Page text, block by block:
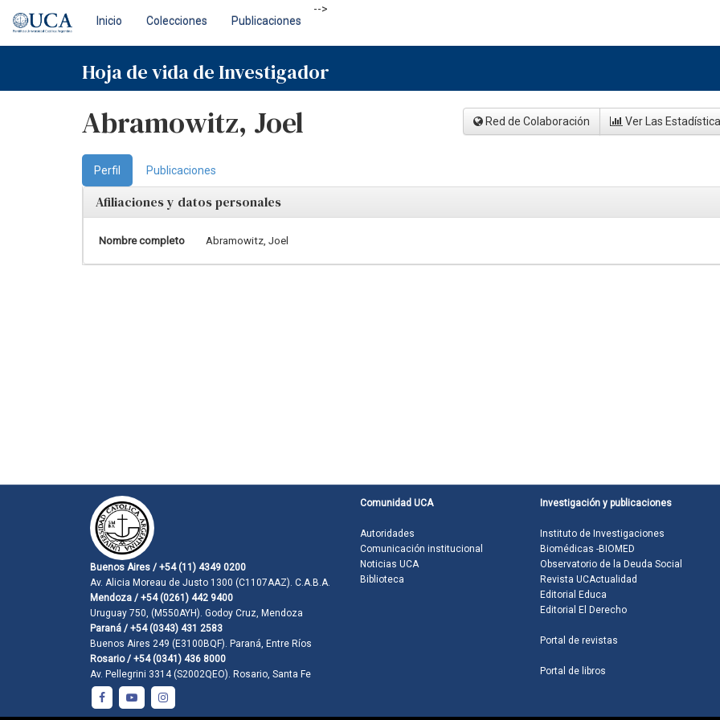
navigation
Inicio Colecciones Publicaciones
-->
Hoja de vida de Investigador
Abramowitz, Joel Red de Colaboración Ver Las
Perfil Publicaciones
Afiliaciones y datos personales
Nombre completo Abramowitz, Joel
Buenos Aires / +54 (11) 4349 0200
Av. Alicia Moreau de Justo 1300 (C1107AAZ). C.A.B.A.
Mendoza / +54 (0261) 442 9400
Uruguay 750, (M550AYH). Godoy Cruz, Mendoza
Paraná / +54 (0343) 431 2583
Buenos Aires 249 (E3100BQF). Paraná, Entre Ríos
Rosario / +54 (0341) 436 8000
Av. Pellegrini 3314 (S2002QEO). Rosario, Santa Fe
Comunidad UCA
Autoridades
Comunicación institucional
Noticias UCA
Biblioteca
Investigación y publicaciones
Instituto de Investigaciones
Biomédicas -BIOMED
Observatorio de la Deuda Social
Revista UCActualidad
Editorial Educa
Editorial El Derecho
Portal de revistas
Portal de libros